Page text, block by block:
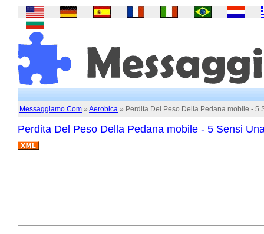
Messaggiamo.Com » Aerobica » Perdita Del Peso Della Pedana mobile - 5
Perdita Del Peso Della Pedana mobile - 5 Sensi